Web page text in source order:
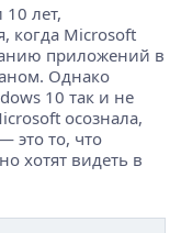
лет,
когда Microsoft
приложений в
Однако
10 так и не
осознала,
это то, что
хотят видеть в